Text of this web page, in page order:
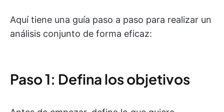
Aquí tiene una guía paso a paso para realizar un
análisis conjunto de forma eficaz:
Paso 1: Defina los objetivos